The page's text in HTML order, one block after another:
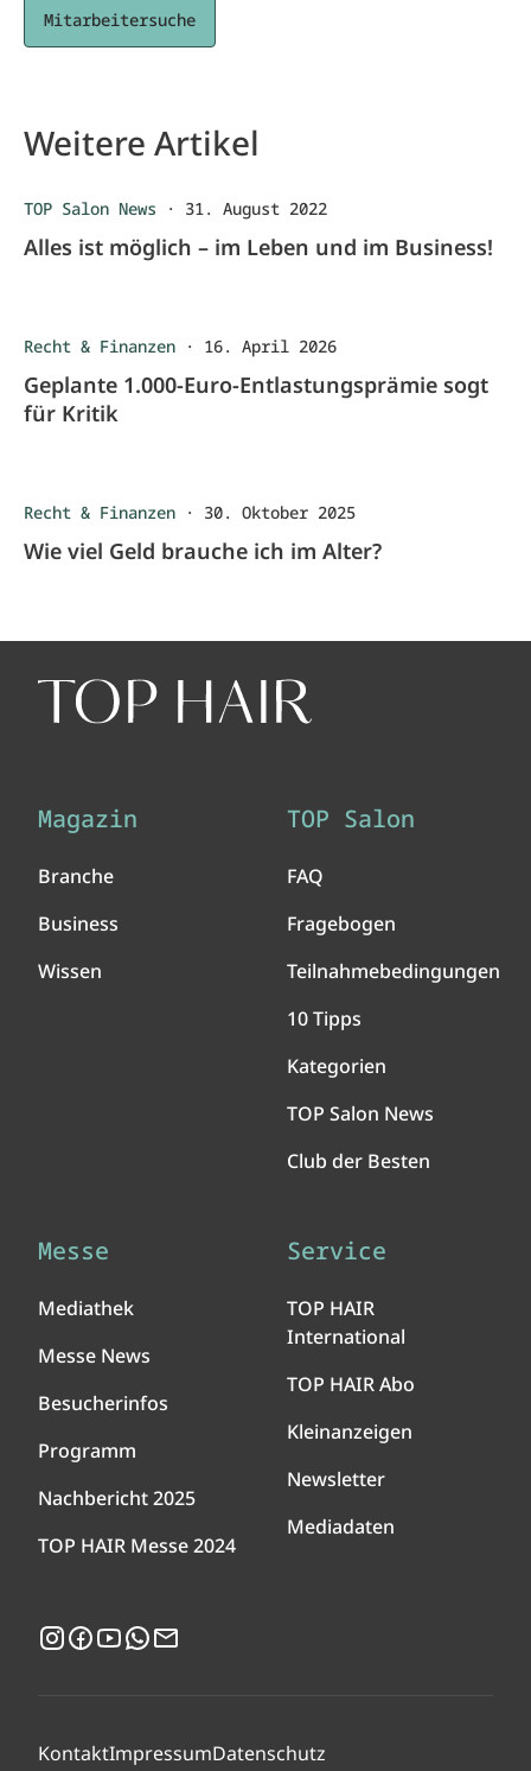
Mitarbeitersuche
Weitere Artikel
TOP Salon News · 31. August 2022
Alles ist möglich – im Leben und im Business!
Recht & Finanzen · 16. April 2026
Geplante 1.000-Euro-Entlastungsprämie sogt
für Kritik
Recht & Finanzen · 30. Oktober 2025
Wie viel Geld brauche ich im Alter?
Magazin
Branche
Business
Wissen
TOP Salon
FAQ
Fragebogen
Teilnahmebedingungen
10 Tipps
Kategorien
TOP Salon News
Club der Besten
Messe
Mediathek
Messe News
Besucherinfos
Programm
Nachbericht 2025
TOP HAIR Messe 2024
Service
TOP HAIR
International
TOP HAIR Abo
Kleinanzeigen
Newsletter
Mediadaten
Instagram
Facebook
YouTubeWhatsApp
KontaktImpressumDatenschutz